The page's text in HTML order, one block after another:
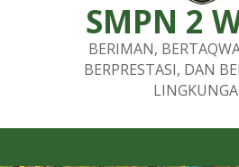
SMPN 2
BERIMAN,
BERPRESTASI, DAN